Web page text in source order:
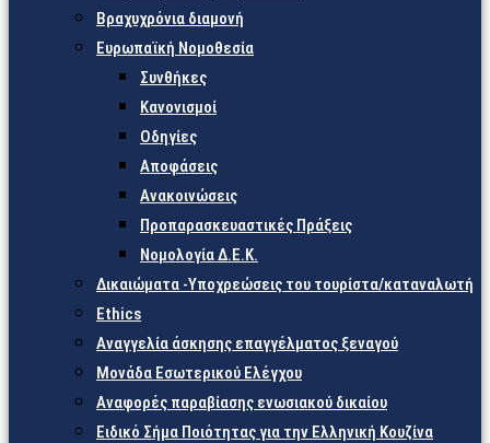
Βραχυχρόνια διαμονή
Ευρωπαϊκή Νομοθεσία
Συνθήκες
Κανονισμοί
Οδηγίες
Αποφάσεις
Ανακοινώσεις
Προπαρασκευαστικές Πράξεις
Νομολογία Δ.Ε.Κ.
Δικαιώματα -Υποχρεώσεις του τουρίστα/καταναλωτή
Ethics
Αναγγελία άσκησης επαγγέλματος ξεναγού
Μονάδα Εσωτερικού Ελέγχου
Αναφορές παραβίασης ενωσιακού δικαίου
Ειδικό Σήμα Ποιότητας για την Ελληνική Κουζίνα